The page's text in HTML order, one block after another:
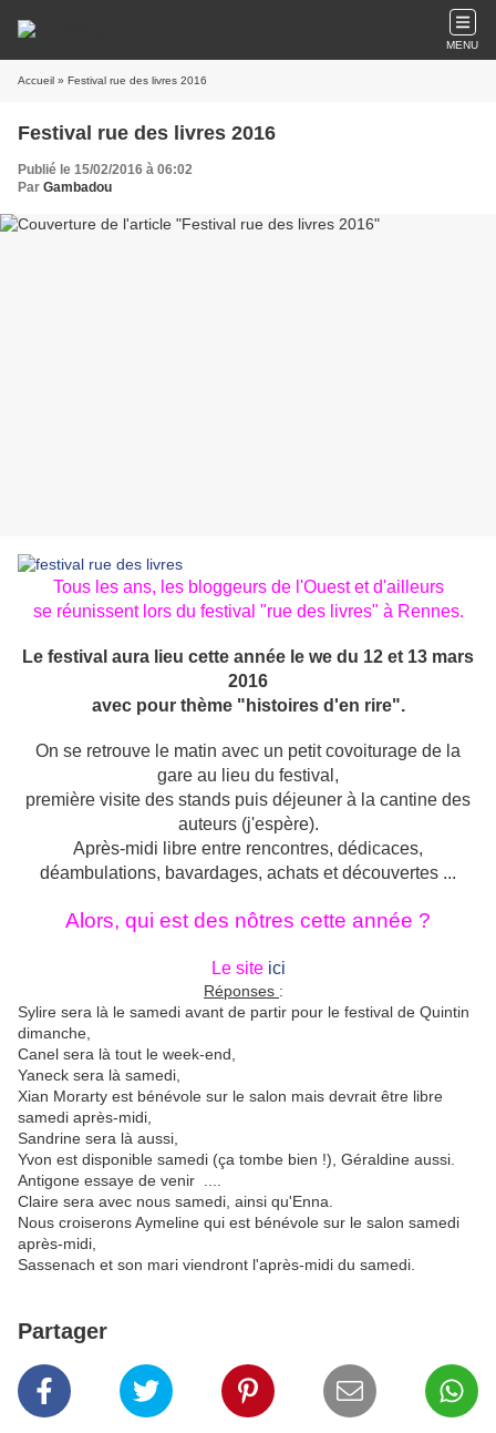
MENU
Accueil » Festival rue des livres 2016
Festival rue des livres 2016
Publié le 15/02/2016 à 06:02
Par Gambadou
Tous les ans, les bloggeurs de l'Ouest et d'ailleurs
se réunissent lors du festival "rue des livres" à Rennes.
Le festival aura lieu cette année le we du 12 et 13 mars
2016
avec pour thème "histoires d'en rire".
On se retrouve le matin avec un petit covoiturage de la
gare au lieu du festival,
première visite des stands puis déjeuner à la cantine des
auteurs (j'espère).
Après-midi libre entre rencontres, dédicaces,
déambulations, bavardages, achats et découvertes ...
Alors, qui est des nôtres cette année ?
Le site ici
Réponses :
Sylire sera là le samedi avant de partir pour le festival de Quintin
dimanche,
Canel sera là tout le week-end,
Yaneck sera là samedi,
Xian Morarty est bénévole sur le salon mais devrait être libre
samedi après-midi,
Sandrine sera là aussi,
Yvon est disponible samedi (ça tombe bien !), Géraldine aussi.
Antigone essaye de venir ....
Claire sera avec nous samedi, ainsi qu'Enna.
Nous croiserons Aymeline qui est bénévole sur le salon samedi
après-midi,
Sassenach et son mari viendront l'après-midi du samedi.
Partager